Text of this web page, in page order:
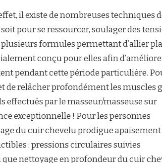
il existe de nombreuses techniques
pour se ressourcer, soulager des
formules permettant d’allier
conçu pour elles afin
pendant cette période particulière.
relâcher profondément les muscles
effectués par le masseur/masseuse sur
exceptionnelle ! Pour les personnes
du cuir chevelu prodigue apaisement
: pressions circulaires suivies
nettoyage en profondeur du cuir